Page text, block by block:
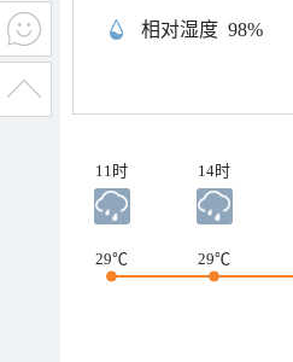
相对湿度 98%
11时 14时
29℃ 29℃